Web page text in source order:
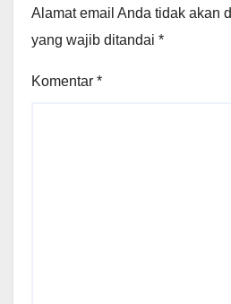
Alamat email Anda tidak akan
yang wajib ditandai *
Komentar *